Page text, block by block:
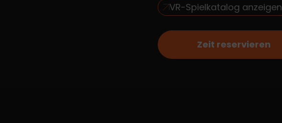
VR-Spielkatalog anzeigen
Zeit reservieren